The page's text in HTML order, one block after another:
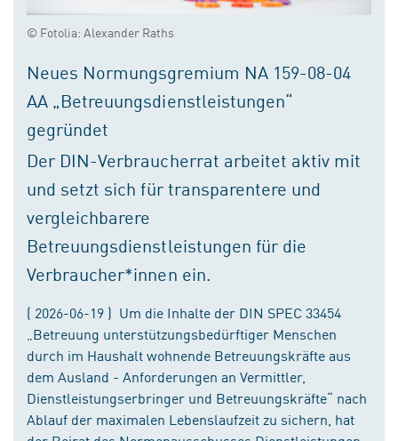
© Fotolia: Alexander Raths
Neues Normungsgremium NA 159-08-04
AA „Betreuungsdienstleistungen“
gegründet
Der DIN-Verbraucherrat arbeitet aktiv mit
und setzt sich für transparentere und
vergleichbarere
Betreuungsdienstleistungen für die
Verbraucher*innen ein.
( 2026-06-19 ) Um die Inhalte der DIN SPEC 33454
„Betreuung unterstützungsbedürftiger Menschen
durch im Haushalt wohnende Betreuungskräfte aus
dem Ausland - Anforderungen an Vermittler,
Dienstleistungserbringer und Betreuungskräfte“ nach
Ablauf der maximalen Lebenslaufzeit zu sichern, hat